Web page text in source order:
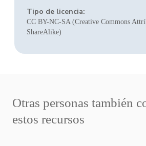
Tipo de licencia:
CC BY-NC-SA (Creative Commons
ShareAlike)
Otras personas también
estos recursos